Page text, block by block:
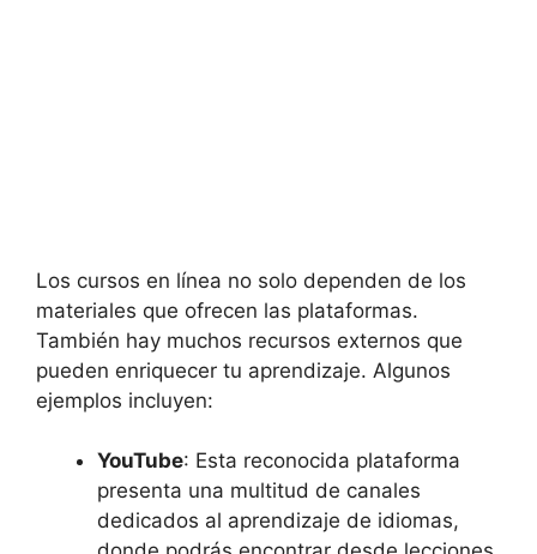
Los cursos en línea no solo dependen de los
materiales que ofrecen las plataformas.
También hay muchos recursos externos que
pueden enriquecer tu aprendizaje. Algunos
ejemplos incluyen:
YouTube: Esta reconocida plataforma
presenta una multitud de canales
dedicados al aprendizaje de idiomas,